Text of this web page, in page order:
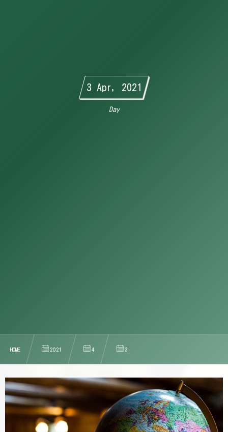
3 Apr, 2021
Day
HOME 2021 4 3